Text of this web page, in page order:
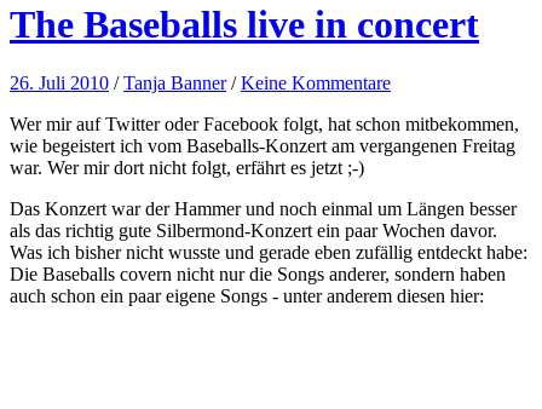
The Baseballs live in concert
26. Juli 2010 /Tanja Banner /Keine Kommentare
Wer mir auf Twitter oder Facebook folgt, hat schon mitbekommen,
wie begeistert ich vom Baseballs-Konzert am vergangenen Freitag
war. Wer mir dort nicht folgt, erfährt es jetzt ;-)
Das Konzert war der Hammer und noch einmal um Längen besser
als das richtig gute Silbermond-Konzert ein paar Wochen davor.
Was ich bisher nicht wusste und gerade eben zufällig entdeckt habe:
Die Baseballs covern nicht nur die Songs anderer, sondern haben
auch schon ein paar eigene Songs - unter anderem diesen hier: